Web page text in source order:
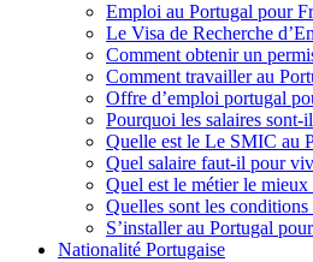
Emploi au Portugal pour
Le Visa de Recherche
Comment obtenir un
Comment travailler au
Offre d’emploi portugal
Pourquoi les salaires sont-
Quelle est le Le SMIC au
Quel salaire faut-il pour
Quel est le métier le
Quelles sont les
S’installer au Portugal
Nationalité Portugaise